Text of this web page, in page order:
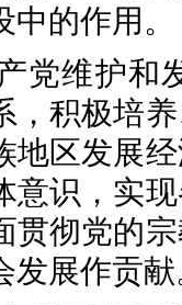
的作用。
党维护和
，积极培
地区发展
意识，实
贯彻党的
发展作贡